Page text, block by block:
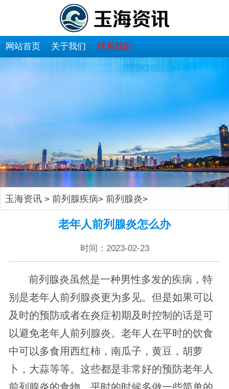
网站首页 关于我们 联系我们
玉海资讯> 前列腺疾病> 前列腺炎>
老年人前列腺炎怎么办
时间：2023-02-23
前列腺炎虽然是一种男性多发的疾病，特
别是老年人前列腺炎更为多见。但是如果可以
及时的预防或者在炎症初期及时控制的话是可
以避免老年人前列腺炎。老年人在平时的饮食
中可以多食用西红柿，南瓜子，黄豆，胡萝
卜，大蒜等等。这些都是非常好的预防老年人